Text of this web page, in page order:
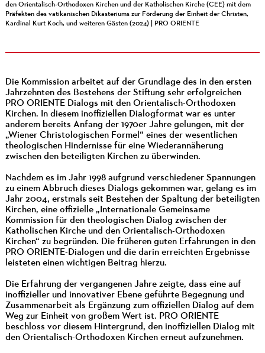
den Orientalisch-Orthodoxen Kirchen und der Katholischen Kirche (CEE) mit dem
Präfekten des vatikanischen Dikasteriums zur Förderung der Einheit der Christen,
Kardinal Kurt Koch, und weiteren Gästen (2024) | PRO ORIENTE
Die Kommission arbeitet auf der Grundlage des in den ersten
Jahrzehnten des Bestehens der Stiftung sehr erfolgreichen
PRO ORIENTE Dialogs mit den Orientalisch-Orthodoxen
Kirchen. In diesem inoffiziellen Dialogformat war es unter
anderem bereits Anfang der 1970er Jahre gelungen, mit der
„Wiener Christologischen Formel“ eines der wesentlichen
theologischen Hindernisse für eine Wiederannäherung
zwischen den beteiligten Kirchen zu überwinden.
Nachdem es im Jahr 1998 aufgrund verschiedener Spannungen
zu einem Abbruch dieses Dialogs gekommen war, gelang es im
Jahr 2004, erstmals seit Bestehen der Spaltung der beteiligten
Kirchen, eine offizielle „Internationale Gemeinsame
Kommission für den theologischen Dialog zwischen der
Katholischen Kirche und den Orientalisch-Orthodoxen
Kirchen“ zu begründen. Die früheren guten Erfahrungen in den
PRO ORIENTE-Dialogen und die darin erreichten Ergebnisse
leisteten einen wichtigen Beitrag hierzu.
Die Erfahrung der vergangenen Jahre zeigte, dass eine auf
inoffizieller und innovativer Ebene geführte Begegnung und
Zusammenarbeit als Ergänzung zum offiziellen Dialog auf dem
Weg zur Einheit von großem Wert ist. PRO ORIENTE
beschloss vor diesem Hintergrund, den inoffiziellen Dialog mit
den Orientalisch-Orthodoxen Kirchen erneut aufzunehmen.